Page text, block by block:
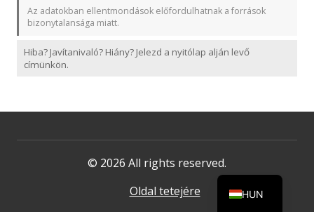
Az adatokban ellentmondások előfordulhatnak a források
bizonytalansága miatt.
Hiba? Javítanivaló? Hiány? Jelezd a nyitólap alján levő
címünkön.
© 2026 All rights reserved.
Oldal tetejére
HUN